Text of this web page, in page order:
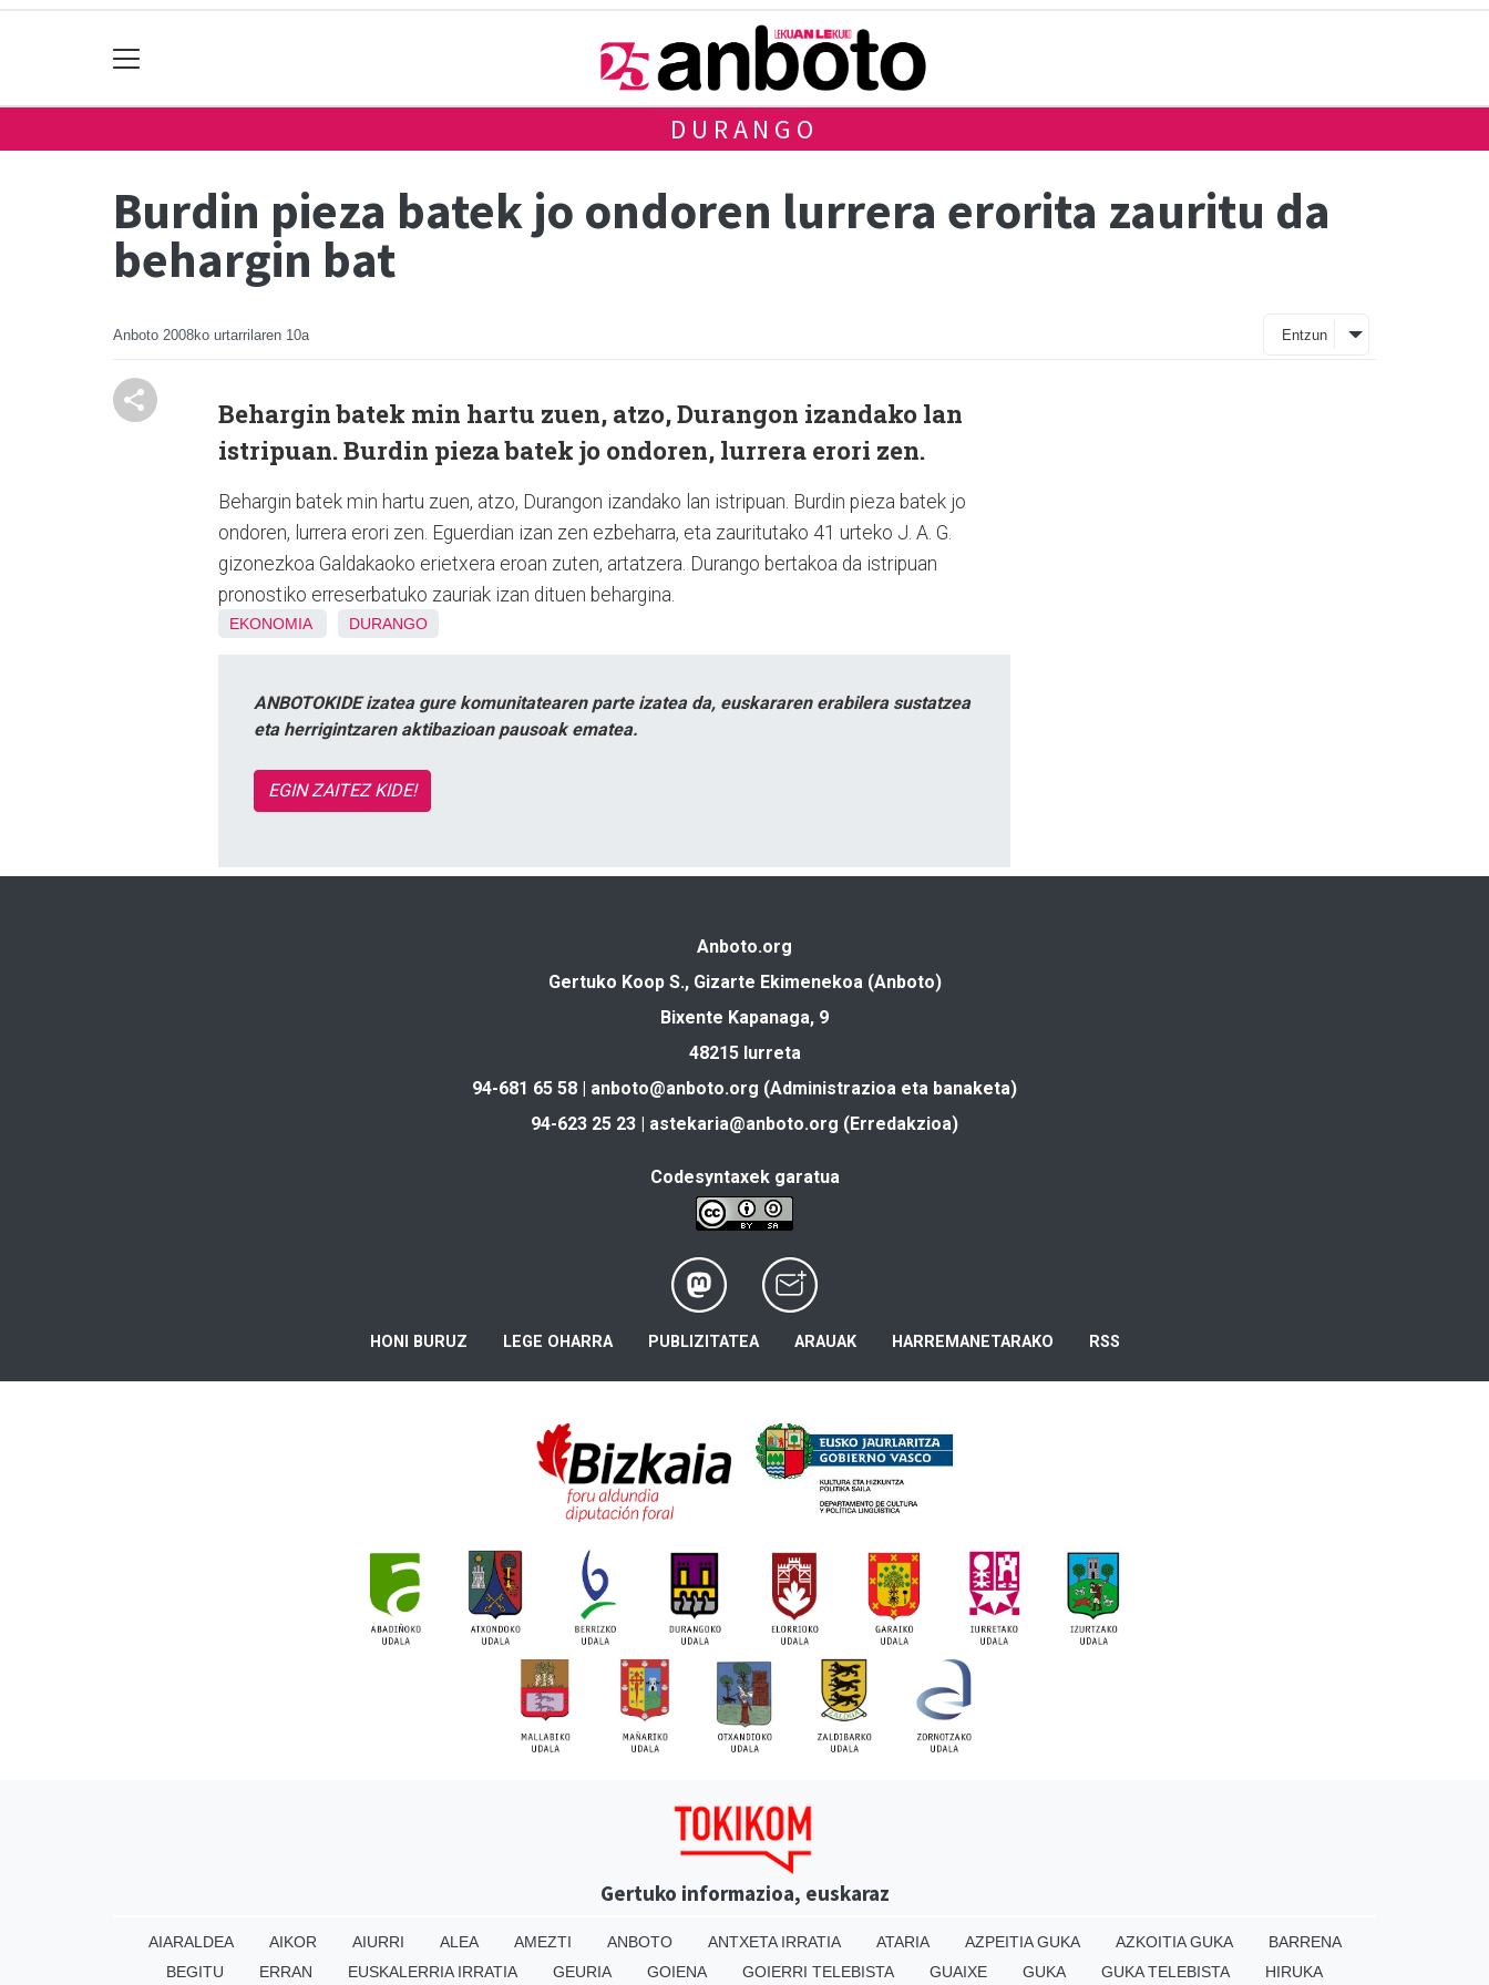
DURANGO
Burdin pieza batek jo ondoren lurrera erorita zauritu da
behargin bat
Anboto 2008ko urtarrilaren 10a Entzun
Behargin batek min hartu zuen, atzo, Durangon izandako lan
istripuan. Burdin pieza batek jo ondoren, lurrera erori zen.
Behargin batek min hartu zuen, atzo, Durangon izandako lan istripuan. Burdin pieza batek jo
ondoren, lurrera erori zen. Eguerdian izan zen ezbeharra, eta zauritutako 41 urteko J. A. G.
gizonezkoa Galdakaoko erietxera eroan zuten, artatzera. Durango bertakoa da istripuan
pronostiko erreserbatuko zauriak izan dituen behargina.
EKONOMIA DURANGO
ANBOTOKIDE izatea gure komunitatearen parte izatea da, euskararen erabilera sustatzea
eta herrigintzaren aktibazioan pausoak ematea.
EGIN ZAITEZ KIDE!
Anboto.org
Gertuko Koop S., Gizarte Ekimenekoa (Anboto)
Bixente Kapanaga, 9
48215 Iurreta
94-681 65 58 | anboto@anboto.org (Administrazioa eta banaketa)
94-623 25 23 | astekaria@anboto.org (Erredakzioa)
Codesyntaxek garatua
HONI BURUZ LEGE OHARRA PUBLIZITATEA ARAUAK HARREMANETARAKO RSS
Gertuko informazioa, euskaraz
AIARALDEA AIKOR AIURRI ALEA AMEZTI ANBOTO ANTXETA IRRATIA ATARIA AZPEITIA GUKA AZKOITIA GUKA
BARRENA
BEGITU
ERRAN EUSKALERRIA IRRATIA GEURIA GOIENA GOIERRI TELEBISTA GUAIXE GUKA GUKA TELEBISTA HIRUKA